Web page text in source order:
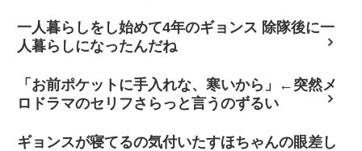
一人暮らしをし始めて4年のギョンス 除隊後に一
人暮らしになったんだね
「お前ポケットに手入れな、寒いから」←突然メ
ロドラマのセリフさらっと言うのずるい
ギョンスが寝てるの気付いたすほちゃんの眼差し